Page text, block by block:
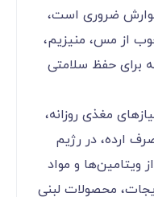
ضروری است،
از مس، منیزیم،
برای حفظ سلامتی
مغذی روزانه،
ارده، در رژیم
ویتامین‌ها و مواد
محصولات لبنی